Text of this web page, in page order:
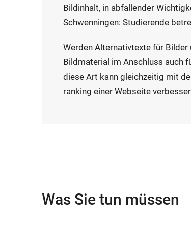
Bildinhalt, in abfallender
Schwenningen: Studierende
Werden Alternativtexte für
Bildmaterial im Anschluss auch
diese Art kann gleichzeitig mit
ranking einer Webseite
Was Sie tun müssen